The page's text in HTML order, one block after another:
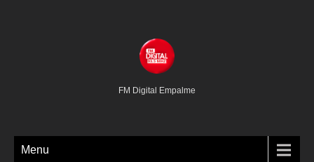
FM Digital Empalme
Menu